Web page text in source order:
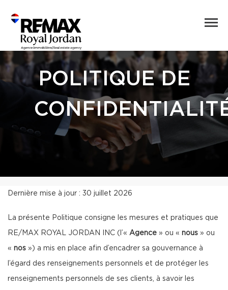
POLITIQUE DE
Dernière mise à jour : 30 juillet 2026
La présente Politique consigne les mesures et pratiques que
RE/MAX ROYAL JORDAN INC (l’« Agence » ou « nous » ou
« nos ») a mis en place afin d’encadrer sa gouvernance à
l’égard des renseignements personnels et de protéger les
renseignements personnels de ses clients, à savoir les